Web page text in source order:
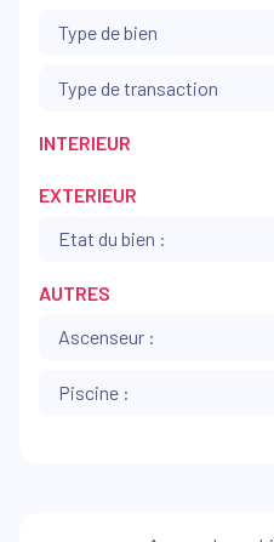
Type de bien
Type de transaction
INTERIEUR
EXTERIEUR
Etat du bien :
AUTRES
Ascenseur :
Piscine :